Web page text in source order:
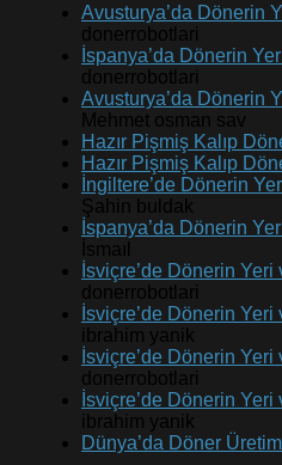
Avusturya’da Dönerin
donerrobotlari
İspanya’da Dönerin
donerrobotlari
Avusturya’da Dönerin
Mehmet osman sav
Hazır Pişmiş Kalıp
Hazır Pişmiş Kalıp
İngiltere’de Dönerin
Şahin buldak
İspanya’da Dönerin
İsmaıl
İsviçre’de Dönerin
donerrobotlari
İsviçre’de Dönerin
ibrahim yanik
İsviçre’de Dönerin
donerrobotlari
İsviçre’de Dönerin
ibrahim yanik
Dünya’da Döner